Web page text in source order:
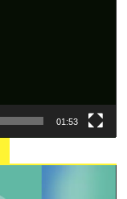
01:53